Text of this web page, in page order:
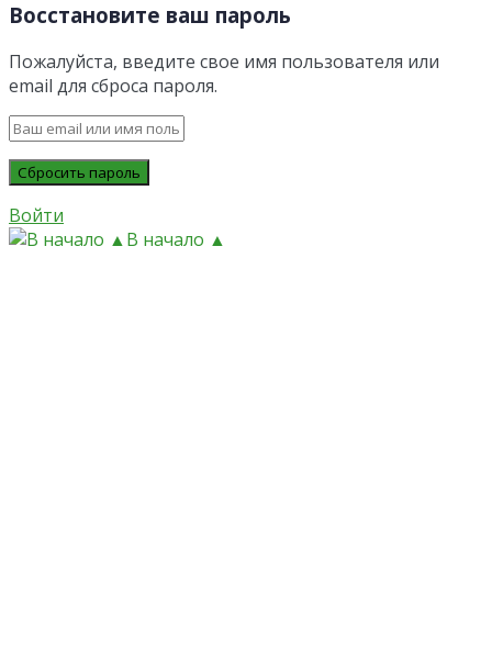
Восстановите ваш пароль
Пожалуйста, введите свое имя пользователя или
email для сброса пароля.
Войти
В начало ▲